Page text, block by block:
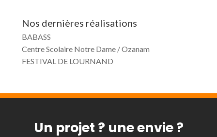
Nos dernières réalisations
BABASS
Centre Scolaire Notre Dame / Ozanam
FESTIVAL DE LOURNAND
Un projet ? une envie ?